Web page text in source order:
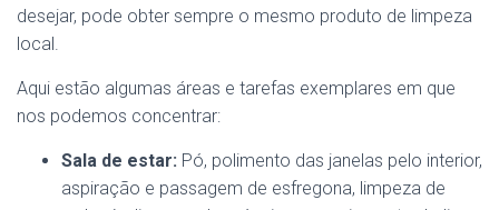
desejar, pode obter sempre o mesmo produto de limpeza
local.
Aqui estão algumas áreas e tarefas exemplares em que
nos podemos concentrar:
Sala de estar: Pó, polimento das janelas pelo interior,
aspiração e passagem de esfregona, limpeza de